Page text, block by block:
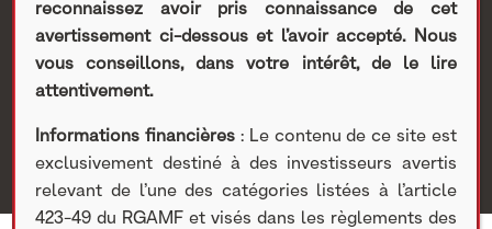
Sylvie Abbe
Nextstage AM>
reconnaissez avoir pris connaissance de cet
avertissement ci-dessous et l’avoir accepté. Nous
vous conseillons, dans votre intérêt, de le lire
attentivement.
Informations financières : Le contenu de ce site est
exclusivement destiné à des investisseurs avertis
relevant de l’une des catégories listées à l’article
423-49 du RGAMF et visés dans les règlements des